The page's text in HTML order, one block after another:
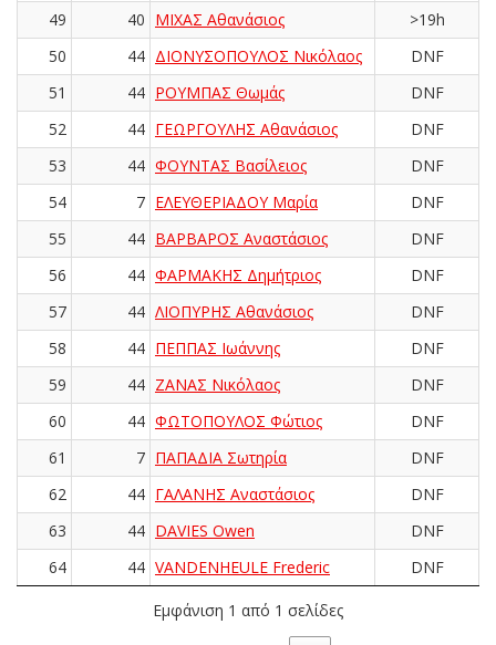
49 40 ΜΙΧΑΣ Αθανάσιος
>19h
50
44 ΔΙΟΝΥΣΟΠΟΥΛΟΣ Νικόλαος
DNF
51
44 ΡΟΥΜΠΑΣ Θωμάς
DNF
52
44 ΓΕΩΡΓΟΥΛΗΣ Αθανάσιος
DNF
53
44 ΦΟΥΝΤΑΣ Βασίλειος
DNF
54
7 ΕΛΕΥΘΕΡΙΑΔΟΥ Μαρία
DNF
55
44 ΒΑΡΒΑΡΟΣ Αναστάσιος
DNF
56
44 ΦΑΡΜΑΚΗΣ Δημήτριος
DNF
57
44 ΛΙΟΠΥΡΗΣ Αθανάσιος
DNF
58
44 ΠΕΠΠΑΣ Ιωάννης
DNF
59
44 ΖΑΝΑΣ Νικόλαος
DNF
60
44 ΦΩΤΟΠΟΥΛΟΣ Φώτιος
DNF
61
7 ΠΑΠΑΔΙΑ Σωτηρία
DNF
62
44 ΓΑΛΑΝΗΣ Αναστάσιος
DNF
63
44 DAVIES Owen
DNF
64
44 VANDENHEULE Frederic DNF
Εμφάνιση 1 από 1 σελίδες